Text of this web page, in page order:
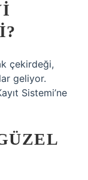
çekirdeği,
geliyor.
Sistemi’ne